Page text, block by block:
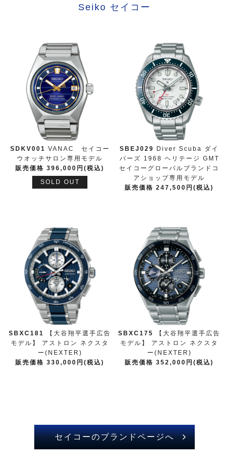
Seiko セイコー
SDKV001 VANAC セイコー
ウオッチサロン専用モデル
販売価格 396,000円(税込)
SOLD OUT
SBEJ029
Diver Scuba ダイ
バーズ 1968 ヘリテージ GMT
セイコーグローバルブランドコ
アショップ専用モデル
販売価格 247,500円(税込)
SBXC181
【大谷翔平選手広告
モデル】 アストロン ネクスタ
ー(NEXTER)
販売価格 330,000円(税込)
SBXC175
【大谷翔平選手広告
モデル】 アストロン ネクスタ
ー(NEXTER)
販売価格 352,000円(税込)
セイコーのブランドページへ